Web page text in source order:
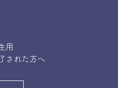
用
された方へ